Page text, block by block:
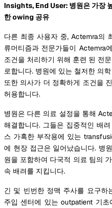
Insights, End User: 병원은 가장
한 owing 공유
다른 최종 사용자 중, Actemra의
류머티즘과 전문가들이 Actemra
조건을 처리하기 위해 훈련 된 전
로합니다. 병원에 있는 철저한 의
또한 의사가 더 정확하게 조건을
허용합니다.
병원은 다른 의료 설정을 통해
해결합니다. 그들은 집중적인 배
스 가혹한 부작용에 있는
에 현장 접근은 일어났습니다. 병
원을 포함하여 다국적 의료 팀의
속 배려를 지킵니다.
긴 및 빈번한 정맥 주사를 요구하
주입 센터에 있는 outpatient 기